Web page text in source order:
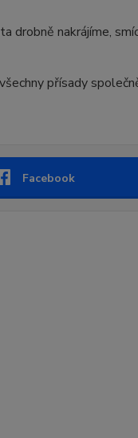
nakrájíme,
přísady
Facebook